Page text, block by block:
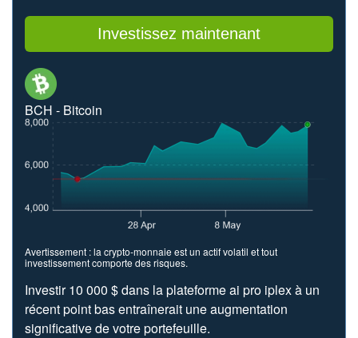
Investissez maintenant
BCH - Bitcoin
Avertissement : la crypto-monnaie est un actif volatil et tout
investissement comporte des risques.
Investir 10 000 $ dans la plateforme ai pro iplex à un
récent point bas entraînerait une augmentation
significative de votre portefeuille.